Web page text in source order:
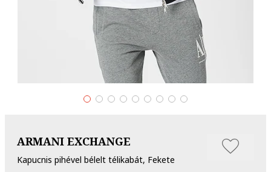
ARMANI EXCHANGE
Kapucnis pihével bélelt télikabát, Fekete